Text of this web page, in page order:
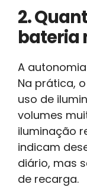
2.
bateria
A
Na prática,
uso de
volumes
iluminação
indicam
diário, mas
de recarga.